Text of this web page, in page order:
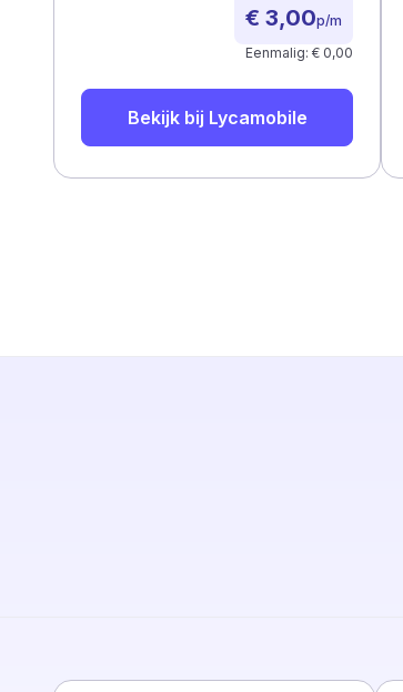
€ 3,00p/m
Eenmalig: € 0,00
Bekijk bij Lycamobile